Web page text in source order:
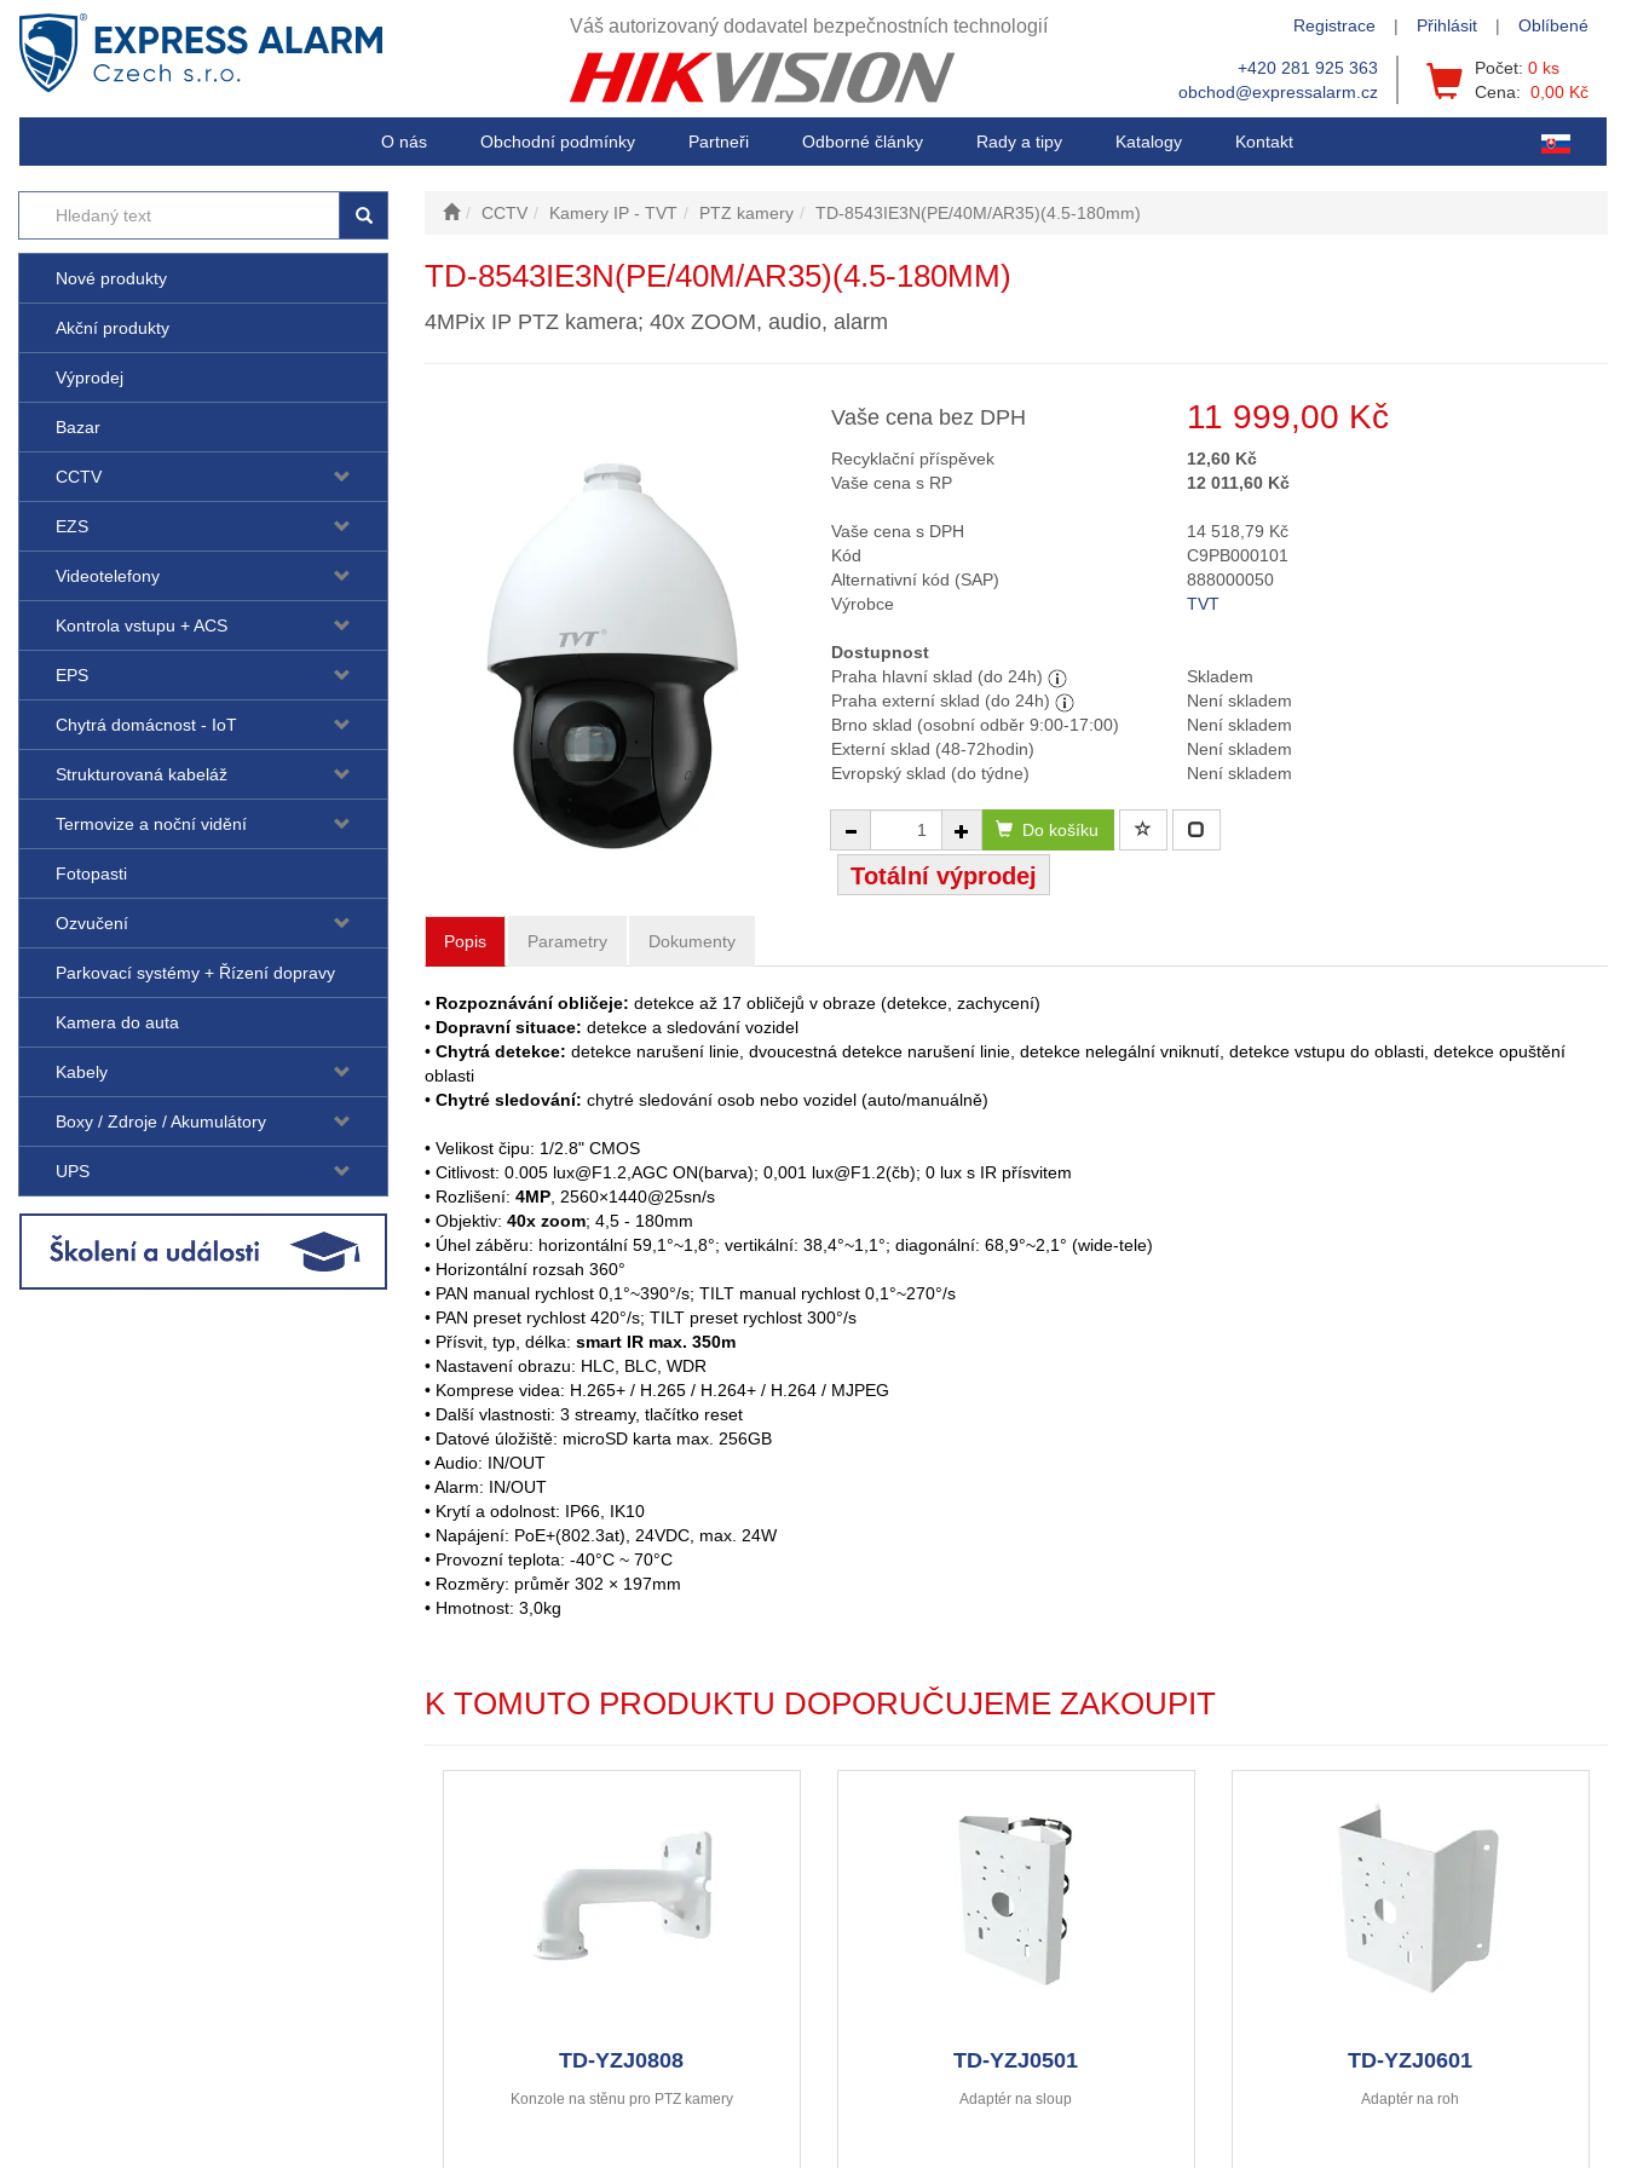
Váš autorizovaný dodavatel bezpečnostních technologií Registrace | Přihlásit | Oblíbené
+420 281 925 363
obchod@expressalarm.cz
Počet: 0 ks
Cena: 0,00 Kč
O nás Obchodní podmínky Partneři Odborné články Rady a tipy Katalogy Kontakt
Nové produkty
Akční produkty
Výprodej
Bazar
CCTV
EZS
Videotelefony
Kontrola vstupu + ACS
EPS
Chytrá domácnost - IoT
Strukturovaná kabeláž
Termovize a noční vidění
Fotopasti
Ozvučení
Parkovací systémy + Řízení dopravy
Kamera do auta
Kabely
Boxy / Zdroje / Akumulátory
UPS
CCTV Kamery IP - TVT PTZ kamery TD-8543IE3N(PE/40M/AR35)(4.5-180mm)
TD-8543IE3N(PE/40M/AR35)(4.5-180MM)
4MPix IP PTZ kamera; 40x ZOOM, audio, alarm
Vaše cena bez DPH 11 999,00 Kč
Recyklační příspěvek
12,60 Kč
Vaše cena s RP
12 011,60 Kč
Vaše cena s DPH
14 518,79 Kč
Kód
C9PB000101
Alternativní kód (SAP)
888000050
Výrobce
TVT
Dostupnost
Praha hlavní sklad (do 24h)
Skladem
Praha externí sklad (do 24h)
Není skladem
Brno sklad (osobní odběr 9:00-17:00)
Není skladem
Externí sklad (48-72hodin)
Není skladem
Evropský sklad (do týdne)
Není skladem
Do košíku
Totální výprodej
Popis Parametry Dokumenty
• Rozpoznávání obličeje: detekce až 17 obličejů v obraze (detekce, zachycení)
• Dopravní situace: detekce a sledování vozidel
• Chytrá detekce: detekce narušení linie, dvoucestná detekce narušení linie, detekce nelegální vniknutí, detekce vstupu do oblasti, detekce opuštění
oblasti
• Chytré sledování: chytré sledování osob nebo vozidel (auto/manuálně)
• Velikost čipu: 1/2.8" CMOS
• Citlivost: 0.005 lux@F1.2,AGC ON(barva); 0,001 lux@F1.2(čb); 0 lux s IR přísvitem
• Rozlišení: 4MP, 2560×1440@25sn/s
• Objektiv: 40x zoom; 4,5 - 180mm
• Úhel záběru: horizontální 59,1°~1,8°; vertikální: 38,4°~1,1°; diagonální: 68,9°~2,1° (wide-tele)
• Horizontální rozsah 360°
• PAN manual rychlost 0,1°~390°/s; TILT manual rychlost 0,1°~270°/s
• PAN preset rychlost 420°/s; TILT preset rychlost 300°/s
• Přísvit, typ, délka: smart IR max. 350m
• Nastavení obrazu: HLC, BLC, WDR
• Komprese videa: H.265+ / H.265 / H.264+ / H.264 / MJPEG
• Další vlastnosti: 3 streamy, tlačítko reset
• Datové úložiště: microSD karta max. 256GB
• Audio: IN/OUT
• Alarm: IN/OUT
• Krytí a odolnost: IP66, IK10
• Napájení: PoE+(802.3at), 24VDC, max. 24W
• Provozní teplota: -40°C ~ 70°C
• Rozměry: průměr 302 × 197mm
• Hmotnost: 3,0kg
K TOMUTO PRODUKTU DOPORUČUJEME ZAKOUPIT
TD-YZJ0808
Konzole na stěnu pro PTZ kamery
TD-YZJ0501
Adaptér na sloup
TD-YZJ0601
Adaptér na roh